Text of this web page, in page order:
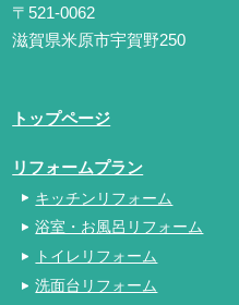
〒521-0062
滋賀県米原市宇賀野250
トップページ
リフォームプラン
キッチンリフォーム
浴室・お風呂リフォーム
トイレリフォーム
洗面台リフォーム